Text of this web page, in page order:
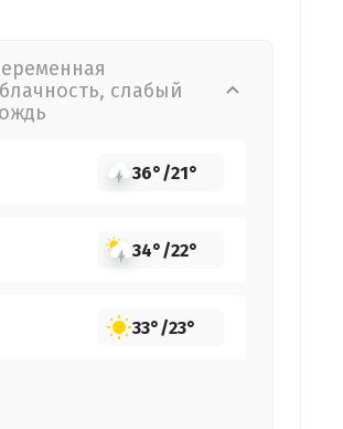
слабый
36°/21°
34°/22°
33°/23°